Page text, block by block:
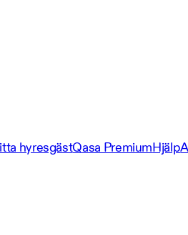
hyresgästQasa PremiumHjälp